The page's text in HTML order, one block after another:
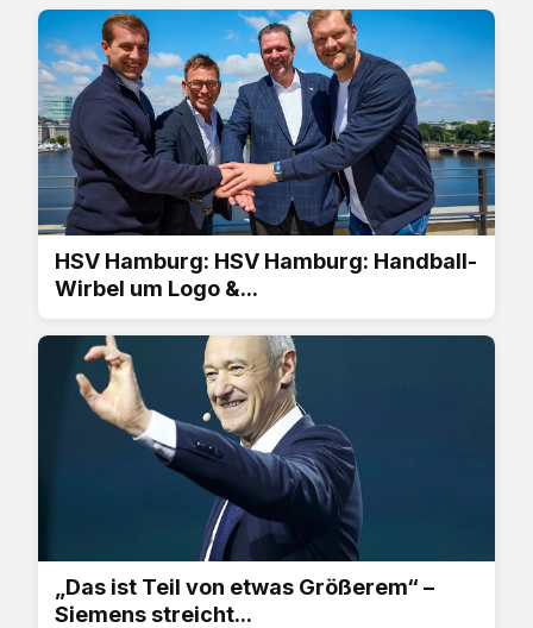
HSV Hamburg: HSV Hamburg: Handball-
Wirbel um Logo &...
„Das ist Teil von etwas Größerem“ –
Siemens streicht...